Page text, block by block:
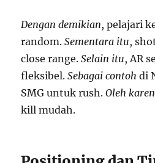
Dengan demikian, pelajari
random.Sementara itu,
close range.Selain itu, AR
fleksibel.Sebagai contoh di
SMG untuk rush.Oleh
kill mudah.